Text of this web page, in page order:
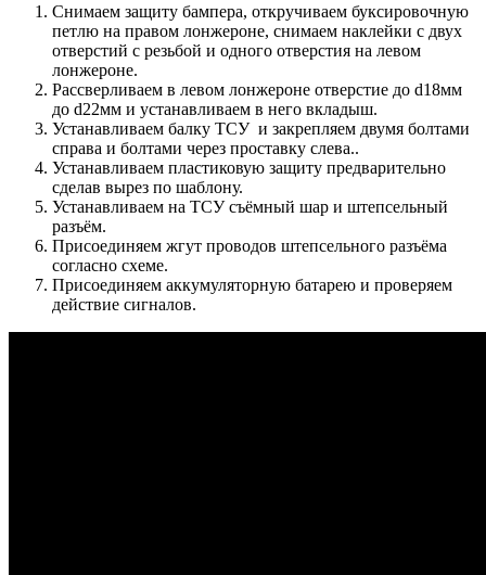
Снимаем защиту бампера, откручиваем буксировочную
петлю на правом лонжероне, снимаем наклейки с двух
отверстий с резьбой и одного отверстия на левом
лонжероне.
Рассверливаем в левом лонжероне отверстие до d18мм
до d22мм и устанавливаем в него вкладыш.
Устанавливаем балку ТСУ и закрепляем двумя болтами
справа и болтами через проставку слева..
Устанавливаем пластиковую защиту предварительно
сделав вырез по шаблону.
Устанавливаем на ТСУ съёмный шар и штепсельный
разъём.
Присоединяем жгут проводов штепсельного разъёма
согласно схеме.
Присоединяем аккумуляторную батарею и проверяем
действие сигналов.